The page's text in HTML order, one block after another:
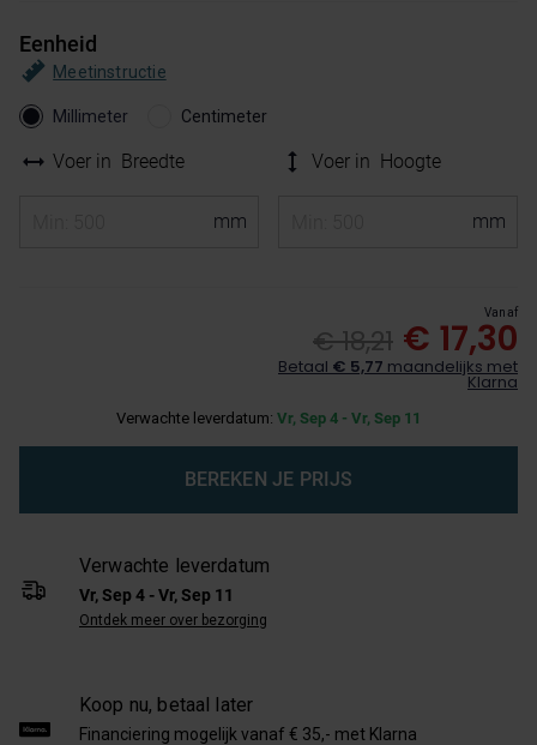
Eenheid
Meetinstructie
Millimeter Centimeter
Voer in Breedte Voer in Hoogte
Vanaf
€ 18,21 € 17,30
Betaal € 5,77 maandelijks met
Klarna
Verwachte leverdatum: Vr, Sep 4 - Vr, Sep 11
BEREKEN JE PRIJS
Verwachte leverdatum
Vr, Sep 4 - Vr, Sep 11
Ontdek meer over bezorging
Koop nu, betaal later
Financiering mogelijk vanaf € 35,- met Klarna